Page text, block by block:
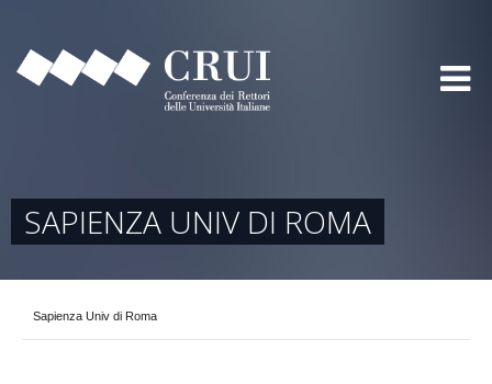
SAPIENZA UNIV DI ROMA
Sapienza Univ di Roma